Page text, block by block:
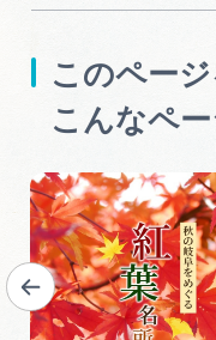
このページ
こんなペ